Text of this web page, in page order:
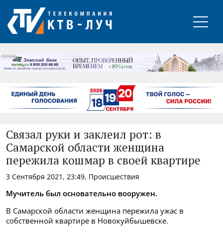
РЕКЛАМА
Связал руки и заклеил рот: в
Самарской области женщина
пережила кошмар в своей квартире
3 Сентября 2021, 23:49, Происшествия
Мучитель был основательно вооружен.
В Самарской области женщина пережила ужас в
собственной квартире в Новокуйбышевске.